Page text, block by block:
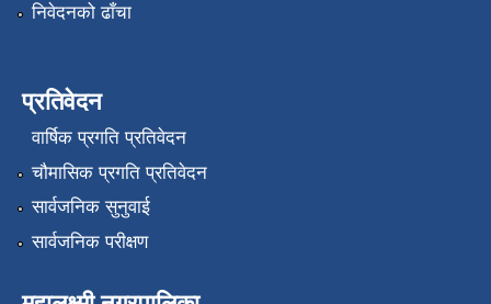
निवेदनको ढाँचा
प्रतिवेदन
वार्षिक प्रगति प्रतिवेदन
चौमासिक प्रगति प्रतिवेदन
सार्वजनिक सुनुवाई
सार्वजनिक परीक्षण